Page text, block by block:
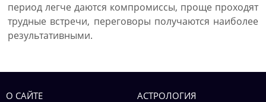
период легче даются компромиссы, проще проходят
трудные встречи, переговоры получаются наиболее
результативными.
О САЙТЕ АСТРОЛОГИЯ